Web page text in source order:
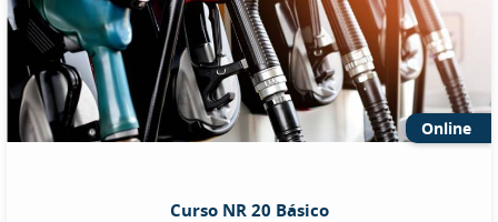
Online
Curso NR 20 Básico